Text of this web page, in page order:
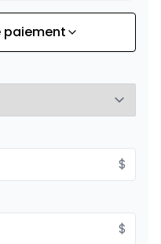
À partir de :
À partir de :
paiement
$
$